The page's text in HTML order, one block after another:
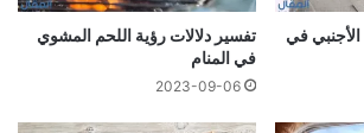
في
تفسير دلالات رؤية اللحم المشوي
في المنام
2023-09-06